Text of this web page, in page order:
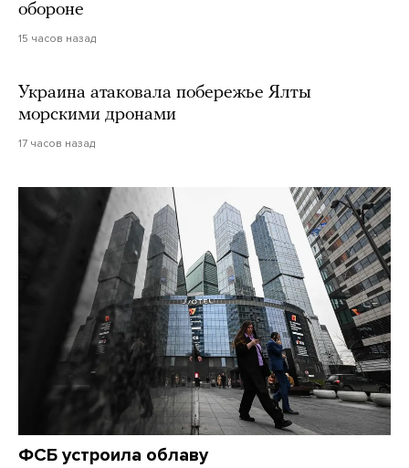
обороне
15 часов назад
Украина атаковала побережье Ялты
морскими дронами
17 часов назад
ФСБ устроила облаву